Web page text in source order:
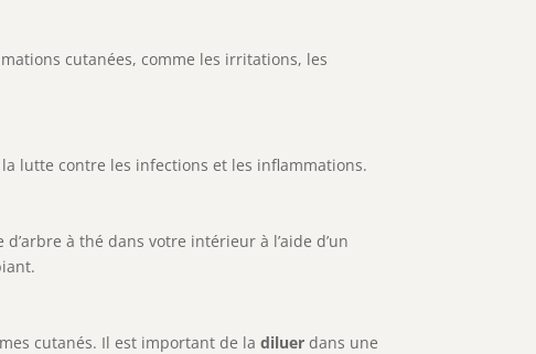
cutanées, comme les irritations, les
lutte contre les infections et les inflammations.
à thé dans votre intérieur à l’aide d’un
cutanés. Il est important de ladiluer dans une